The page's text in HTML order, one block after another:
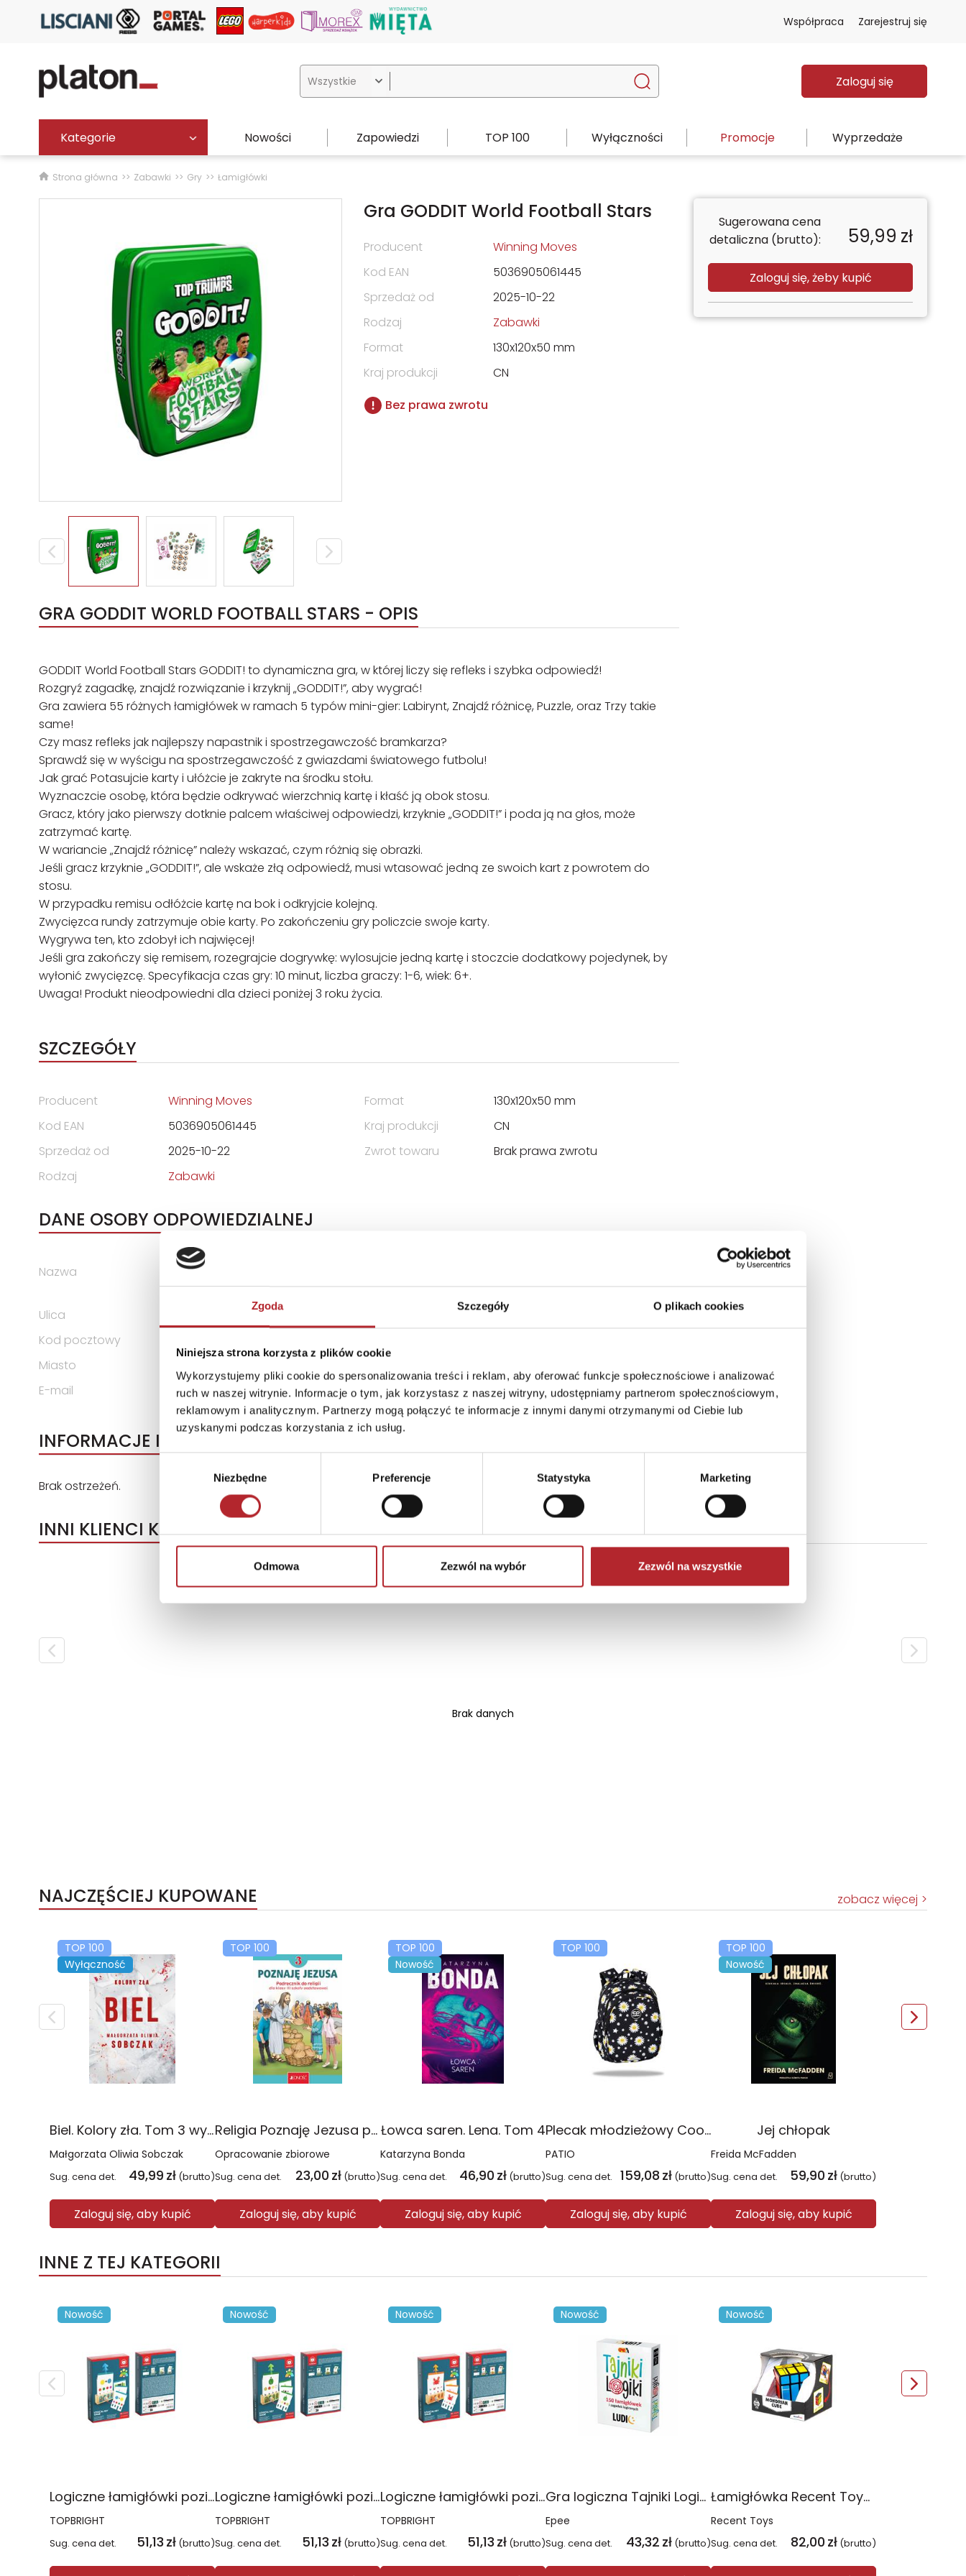
Zgoda Szczegóły O plikach cookies
Niniejsza strona korzysta z plików cookie
Wykorzystujemy pliki cookie do spersonalizowania treści i reklam, aby oferować funkcje społecznościowe i analizować
ruch w naszej witrynie. Informacje o tym, jak korzystasz z naszej witryny, udostępniamy partnerom społecznościowym,
reklamowym i analitycznym. Partnerzy mogą połączyć te informacje z innymi danymi otrzymanymi od Ciebie lub
uzyskanymi podczas korzystania z ich usług.
Niezbędne Preferencje Statystyka Marketing
Odmowa Zezwól na wybór Zezwól na wszystkie
Współpraca Zarejestruj się
 Zaloguj się
Kategorie Nowości Zapowiedzi TOP 100 Wyłączności Promocje Wyprzedaże
Strona główna Zabawki Gry Łamigłówki
Gra GODDIT World Football Stars
Producent
Winning Moves
Kod EAN
5036905061445
Sprzedaż od
2025-10-22
Rodzaj
Zabawki
Format
130x120x50 mm
Kraj produkcji
CN
Bez prawa zwrotu
GRA GODDIT WORLD FOOTBALL STARS - OPIS
GODDIT World Football Stars GODDIT! to dynamiczna gra, w której liczy się refleks i szybka odpowiedź!
Rozgryź zagadkę, znajdź rozwiązanie i krzyknij „GODDIT!”, aby wygrać!
Gra zawiera 55 różnych łamigłówek w ramach 5 typów mini-gier: Labirynt, Znajdź różnicę, Puzzle, oraz Trzy takie
same!
Czy masz refleks jak najlepszy napastnik i spostrzegawczość bramkarza?
Sprawdź się w wyścigu na spostrzegawczość z gwiazdami światowego futbolu!
Jak grać Potasujcie karty i ułóżcie je zakryte na środku stołu.
Wyznaczcie osobę, która będzie odkrywać wierzchnią kartę i kłaść ją obok stosu.
Gracz, który jako pierwszy dotknie palcem właściwej odpowiedzi, krzyknie „GODDIT!” i poda ją na głos, może
zatrzymać kartę.
W wariancie „Znajdź różnicę” należy wskazać, czym różnią się obrazki.
Jeśli gracz krzyknie „GODDIT!”, ale wskaże złą odpowiedź, musi wtasować jedną ze swoich kart z powrotem do
stosu.
W przypadku remisu odłóżcie kartę na bok i odkryjcie kolejną.
Zwycięzca rundy zatrzymuje obie karty. Po zakończeniu gry policzcie swoje karty.
Wygrywa ten, kto zdobył ich najwięcej!
Jeśli gra zakończy się remisem, rozegrajcie dogrywkę: wylosujcie jedną kartę i stoczcie dodatkowy pojedynek, by
wyłonić zwycięzcę. Specyfikacja czas gry: 10 minut, liczba graczy: 1-6, wiek: 6+.
Uwaga! Produkt nieodpowiedni dla dzieci poniżej 3 roku życia.
SZCZEGÓŁY
Producent
Winning Moves
Kod EAN
5036905061445
Sprzedaż od
2025-10-22
Rodzaj
Zabawki
Format
130x120x50 mm
Kraj produkcji
CN
Zwrot towaru
Brak prawa zwrotu
DANE OSOBY ODPOWIEDZIALNEJ
Nazwa
WINNING MOVES POLSKA SPÓŁKA Z OGRNICZONĄ
ODPOWIEDZIALNOŚCIĄ
Ulica
al. Grunwaldzka 472B
Kod pocztowy
Miasto
E-mail
polska@winningmoves.pl
INFORMACJE I OSTRZEŻENIA
Brak ostrzeżeń.
Sugerowana cena
detaliczna (brutto):
59,99 zł
Zaloguj się, żeby kupić
INNI KLIENCI KUPOWALI
Brak danych
NAJCZĘŚCIEJ KUPOWANE zobacz więcej
TOP 100
Wyłączność
Biel. Kolory zła. Tom 3 wyd. 2025
Małgorzata Oliwia Sobczak
Sug. cena det. 49,99 zł (brutto)
Zaloguj się, aby kupić
TOP 100
Religia Poznaję Jezusa podręcznik dla klasy 3 szkoły podstawowej
Opracowanie zbiorowe
Sug. cena det. 23,00 zł (brutto)
Zaloguj się, aby kupić
TOP 100
Nowość
Łowca saren. Lena. Tom 4
Katarzyna Bonda
Sug. cena det. 46,90 zł (brutto)
Zaloguj się, aby kupić
TOP 100
Plecak młodzieżowy Coolpack Jerry Daisy Black
PATIO
Sug. cena det. 159,08 zł (brutto)
Zaloguj się, aby kupić
TOP 100
Nowość
Jej chłopak
Freida McFadden
Sug. cena det. 59,90 zł (brutto)
Zaloguj się, aby kupić
INNE Z TEJ KATEGORII
Nowość
Logiczne łamigłówki poziom ekspert
TOPBRIGHT
Sug. cena det. 51,13 zł (brutto)
Nowość
Logiczne łamigłówki poziom zaawansowany
TOPBRIGHT
Sug. cena det. 51,13 zł (brutto)
Nowość
Logiczne łamigłówki poziom podstawowy
TOPBRIGHT
Sug. cena det. 51,13 zł (brutto)
Nowość
Gra logiczna Tajniki Logiki EP60609
Epee
Sug. cena det. 43,32 zł (brutto)
Nowość
Łamigłówka Recent Toys Mondrian Cube poziom 3,5/5
Recent Toys
Sug. cena det. 82,00 zł (brutto)